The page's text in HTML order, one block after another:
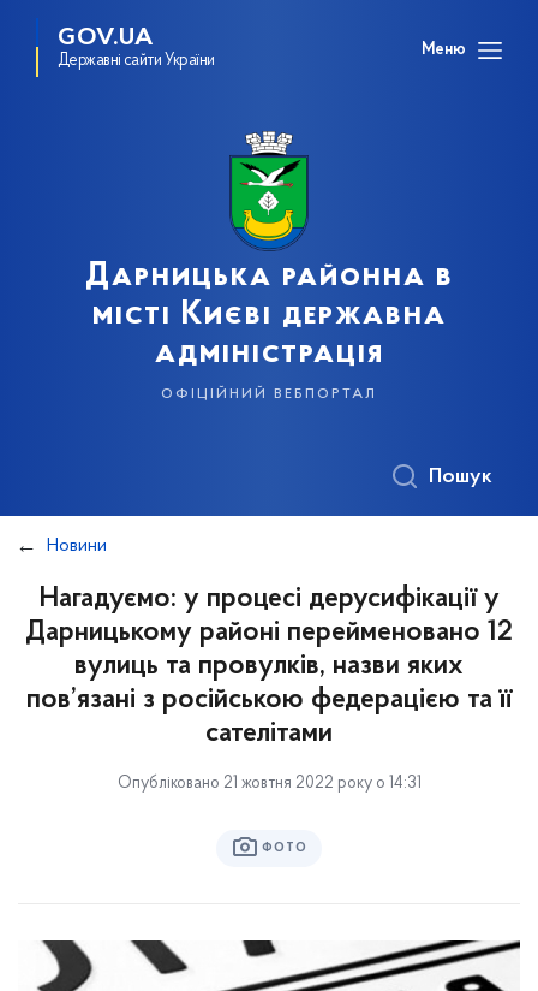
GOV.UA
Державні сайти України
Меню
Дарницька районна в
місті Києві державна
адміністрація
офіційний вебпортал
Пошук
Новини
Нагадуємо: у процесі дерусифікації у
Дарницькому районі перейменовано 12
вулиць та провулків, назви яких
пов’язані з російською федерацією та її
сателітами
Опубліковано 21 жовтня 2022 року о 14:31
ФОТО